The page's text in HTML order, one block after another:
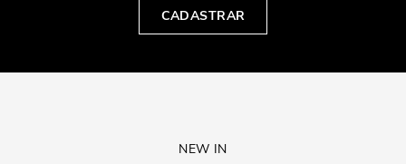
CADASTRAR
NEW IN